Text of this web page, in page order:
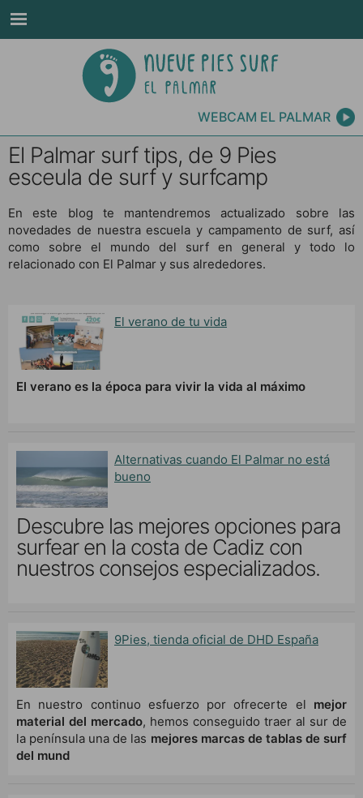
WEBCAM EL PALMAR
El Palmar surf tips, de 9 Pies
esceula de surf y surfcamp
En este blog te mantendremos actualizado sobre las
novedades de nuestra escuela y campamento de surf, así
como sobre el mundo del surf en general y todo lo
relacionado con El Palmar y sus alrededores.
El verano de tu vida
El verano es la época para vivir la vida al máximo
Alternativas cuando El Palmar no está
bueno
Descubre las mejores opciones para
surfear en la costa de Cadiz con
nuestros consejos especializados.
9Pies, tienda oficial de DHD España
En nuestro continuo esfuerzo por ofrecerte el mejor
material del mercado, hemos conseguido traer al sur de
la península una de las mejores marcas de tablas de surf
del mund